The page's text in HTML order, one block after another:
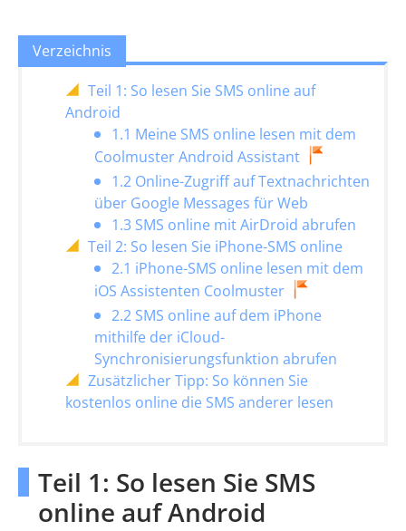
Verzeichnis
Teil 1: So lesen Sie SMS online auf
Android
1.1 Meine SMS online lesen mit dem
Coolmuster Android Assistant
1.2 Online-Zugriff auf Textnachrichten
über Google Messages für Web
1.3 SMS online mit AirDroid abrufen
Teil 2: So lesen Sie iPhone-SMS online
2.1 iPhone-SMS online lesen mit dem
iOS Assistenten Coolmuster
2.2 SMS online auf dem iPhone
mithilfe der iCloud-
Synchronisierungsfunktion abrufen
Zusätzlicher Tipp: So können Sie
kostenlos online die SMS anderer lesen
Teil 1: So lesen Sie SMS
online auf Android